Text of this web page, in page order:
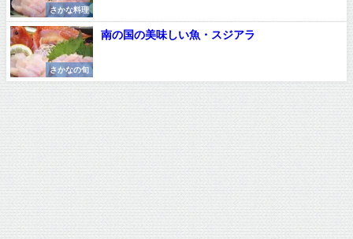
さかな料理
さかなの旬
南の国の美味しい魚・スジアラ